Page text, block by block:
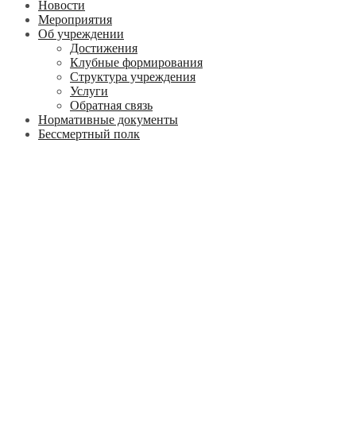
Новости
Мероприятия
Об учреждении
Достижения
Клубные формирования
Структура учреждения
Услуги
Обратная связь
Нормативные документы
Бессмертный полк